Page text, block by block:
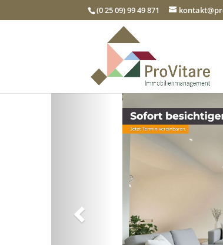
(0 25 09) 99 49 871